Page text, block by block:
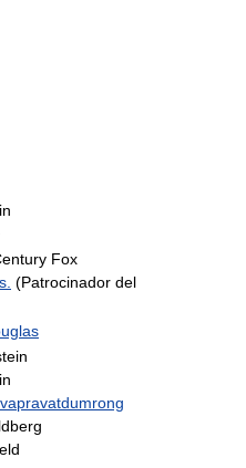
Fox
(Patrocinador del